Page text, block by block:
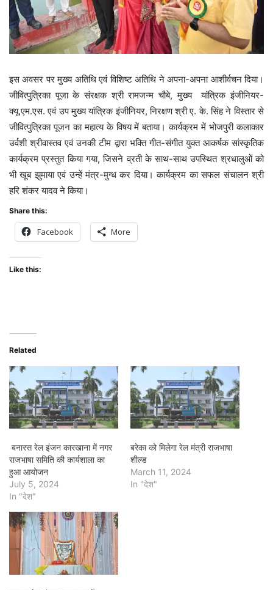
इस अवसर पर मुख्य अतिथि एवं विशिष्ट अतिथि ने अपना-अपना आशीर्वचन दिया।
जीवित्पुत्रिका पूजा के संरक्षक श्री रामजन्म चौबे, मुख्य यांत्रिक इंजीनियर-
क्यू.एम.एस. एवं उप मुख्य यांत्रिक इंजीनियर, निरक्षण श्री ए. के. सिंह ने विस्तार से
जीवित्पुत्रिका पूजन का महात्य के विषय में बताया। कार्यक्रम में भोजपुरी कलाकार
उर्वशी श्रीवास्तव एवं उनकी टीम द्वारा भक्ति गीत-संगीत युक्त आकर्षक सांस्कृतिक
कार्यक्रम प्रस्तुत किया गया, जिसने व्रती के साथ-साथ उपस्थित श्रधालुओं को
भी खूब झुमाया एवं उन्हें मंत्र-मुग्ध कर दिया। कार्यक्रम का सफल संचालन श्री
हरि शंकर यादव ने किया।
Share this:
Facebook More
Like this:
Related
बनारस रेल इंजन कारखाना में नगर
राजभाषा समिति की कार्यशाला का
हुआ आयोजन
July 5, 2024
In "देश"
बरेका को मिलेगा रेल मंत्री राजभाषा
शील्ड
March 11, 2024
In "देश"